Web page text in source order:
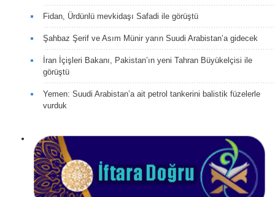
Fidan, Ürdünlü mevkidaşı Safadi ile görüştü
Şahbaz Şerif ve Asım Münir yarın Suudi Arabistan’a gidecek
İran İçişleri Bakanı, Pakistan’ın yeni Tahran Büyükelçisi ile
görüştü
Yemen: Suudi Arabistan’a ait petrol tankerini balistik füzelerle
vurduk